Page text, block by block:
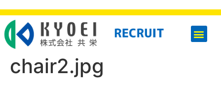
chair2.jpg